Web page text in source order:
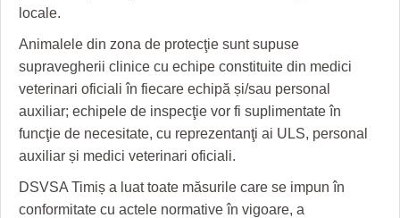
locale.
Animalele din zona de protecţie sunt supuse
supravegherii clinice cu echipe constituite din medici
veterinari oficiali în fiecare echipă și/sau personal
auxiliar; echipele de inspecţie vor fi suplimentate în
funcţie de necesitate, cu reprezentanţi ai ULS, personal
auxiliar și medici veterinari oficiali.
DSVSA Timiș a luat toate măsurile care se impun în
conformitate cu actele normative în vigoare, a